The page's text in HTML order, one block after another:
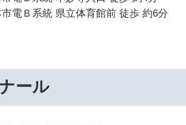
市電Ｂ系統 県立体育館前 徒歩 約6分
ール